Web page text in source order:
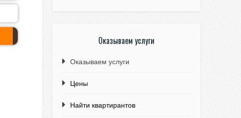
Оказываем услуги
Оказываем услуги
Цены
Найти квартирантов